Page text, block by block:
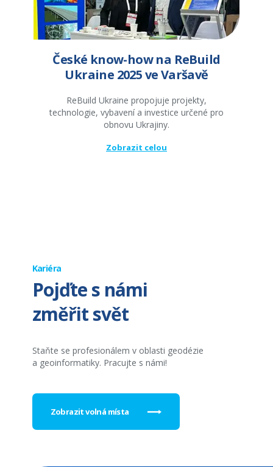
České know-how na ReBuild
Ukraine 2025 ve Varšavě
ReBuild Ukraine propojuje projekty,
technologie, vybavení a investice určené pro
obnovu Ukrajiny.
Zobrazit celou
Kariéra
Pojďte s námi
změřit svět
Staňte se profesionálem v oblasti geodézie
a geoinformatiky. Pracujte s námi!
Zobrazit volná místa